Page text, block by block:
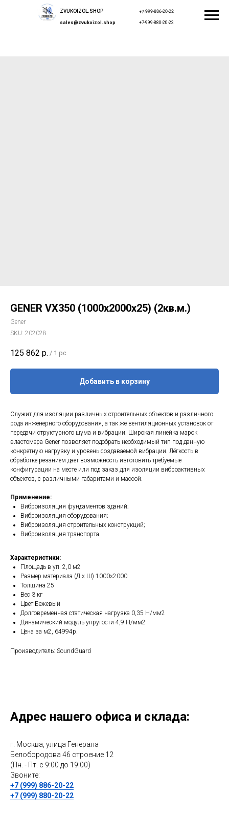
+7-999-880-20-22
+7-999-886-20-22
sales@zvukoizol.shop
ZVUKOIZOL.SHOP
GENER VX350 (1000х2000х25) (2кв.м.)
Gener
SKU: 202028
125 862 р. / 1 pc
Добавить в корзину
Служит для изоляции различных строительных объектов и различного
рода инженерного оборудования, а так же вентиляционных установок от
передачи структурного шума и вибрации. Широкая линейка марок
эластомера Gener позволяет подобрать необходимый тип под данную
конкретную нагрузку и уровень создаваемой вибрации. Лёгкость в
обработке резанием даёт возможность изготовить требуемые
конфигурации на месте или под заказ для изоляции виброактивных
объектов, с различными габаритами и массой.
Применение:
Виброизоляция фундаментов зданий;
Виброизоляция оборудования;
Виброизоляция строительных конструкций;
Виброизоляция транспорта.
Характеристики:
Площадь в уп. 2,0 м2
Размер материала (Д х Ш) 1000х2000
Толщина 25
Вес 3 кг
Цвет Бежевый
Долговременная статическая нагрузка 0,35 Н/мм2
Динамический модуль упругости 4,9 Н/мм2
Цена за м2, 64994р.
Производитель: SoundGuard
Адрес нашего офиса и склада:
г. Москва, улица Генерала
Белобородова 46 строение 12
(Пн. - Пт. с 9:00 до 19:00)
Звоните:
+7 (999) 886-20-22
+7 (999) 880-20-22